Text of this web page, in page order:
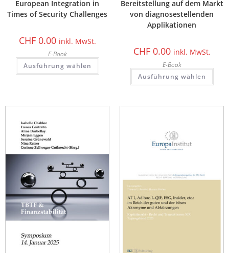
European Integration in
Times of Security Challenges
CHF0.00 inkl. MwSt.
E-Book
Ausführung wählen
Bereitstellung auf dem Markt
von diagnosestellenden
Applikationen
CHF0.00 inkl. MwSt.
E-Book
Ausführung wählen